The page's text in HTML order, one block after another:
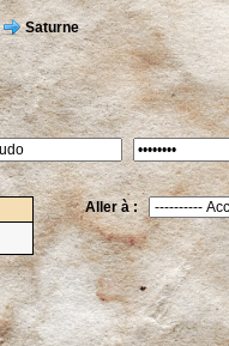
Saturne
Aller à :